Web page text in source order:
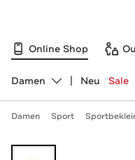
Online Shop
Abteilung ändern,
Damen Neu Sale
Damen Sport